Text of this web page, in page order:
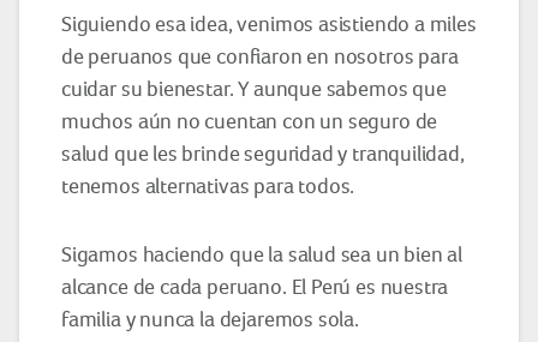
Siguiendo esa idea, venimos asistiendo a miles
de peruanos que confiaron en nosotros para
cuidar su bienestar. Y aunque sabemos que
muchos aún no cuentan con un seguro de
salud que les brinde seguridad y tranquilidad,
tenemos alternativas para todos.
Sigamos haciendo que la salud sea un bien al
alcance de cada peruano. El Perú es nuestra
familia y nunca la dejaremos sola.